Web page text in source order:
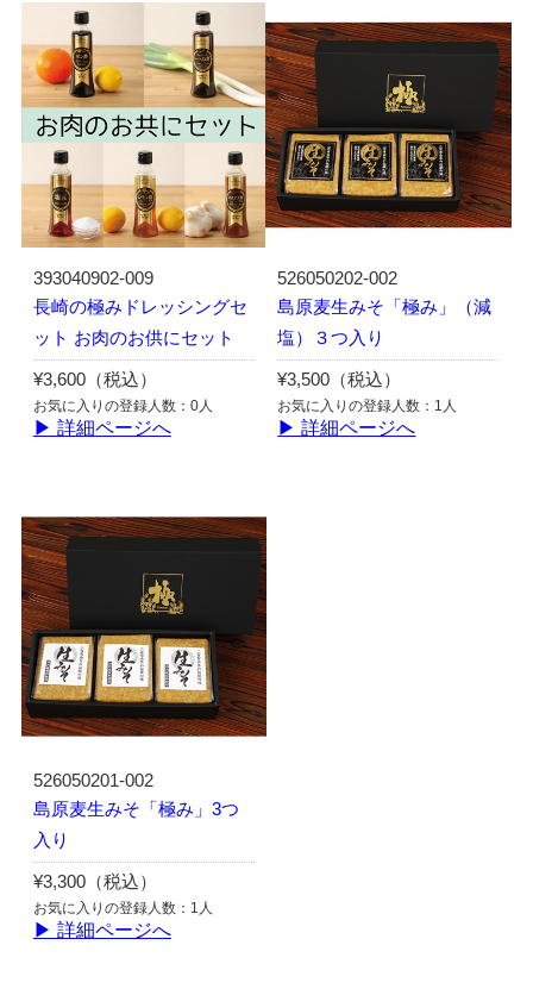
393040902-009
長崎の極みドレッシングセ
ット お肉のお供にセット
¥3,600（税込）
お気に入りの登録人数：0人
▶ 詳細ページへ
526050202-002
島原麦生みそ「極み」（減
塩）３つ入り
¥3,500（税込）
お気に入りの登録人数：1人
▶ 詳細ページへ
526050201-002
島原麦生みそ「極み」3つ
入り
¥3,300（税込）
お気に入りの登録人数：1人
▶ 詳細ページへ